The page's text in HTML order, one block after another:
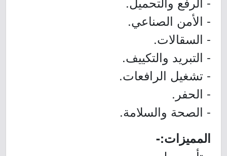
- الأمن الصناعي.
- السقالات.
- التبريد والتكييف.
- تشغيل الرافعات.
- الحفر.
- الصحة والسلامة.
المميزات:-